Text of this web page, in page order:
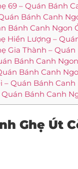
69 – Quán Bánh
Quán Bánh Canh
Bánh Canh Ngon
Hiền Lượng –
Gia Thành –
Bánh Canh
Bánh Canh
– Quán Bánh
Quán Bánh Canh
Ghẹ Út